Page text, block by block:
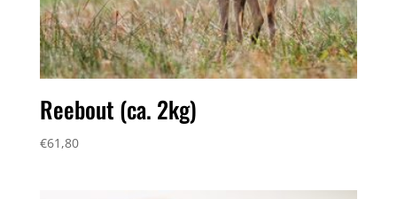
Reebout (ca. 2kg)
€61,80